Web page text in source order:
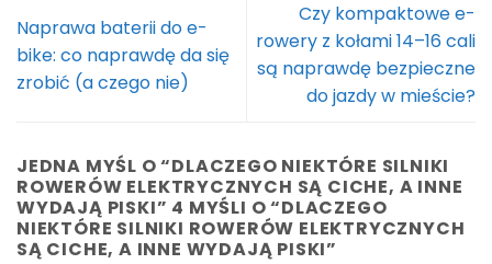
Naprawa baterii do e-
bike: co naprawdę da się
zrobić (a czego nie)
Czy kompaktowe e-
rowery z kołami 14–16 cali
są naprawdę bezpieczne
do jazdy w mieście?
JEDNA MYŚL O “DLACZEGO NIEKTÓRE SILNIKI
ROWERÓW ELEKTRYCZNYCH SĄ CICHE, A INNE
WYDAJĄ PISKI” 4 MYŚLI O “DLACZEGO
NIEKTÓRE SILNIKI ROWERÓW ELEKTRYCZNYCH
SĄ CICHE, A INNE WYDAJĄ PISKI”